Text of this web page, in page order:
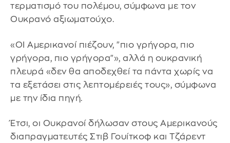
τερματισμό του πολέμου, σύμφωνα με τον
Ουκρανό αξιωματούχο.
«ΟΙ Αμερικανοί πιέζουν, "πιο γρήγορα, πιο
γρήγορα, πιο γρήγορα"», αλλά η ουκρανική
πλευρά «δεν θα αποδεχθεί τα πάντα χωρίς να
τα εξετάσει στις λεπτομέρειές τους», σύμφωνα
με την ίδια πηγή.
Έτσι, οι Ουκρανοί δήλωσαν στους Αμερικανούς
διαπραγματευτές Στιβ Γουίτκοφ και Τζάρεντ